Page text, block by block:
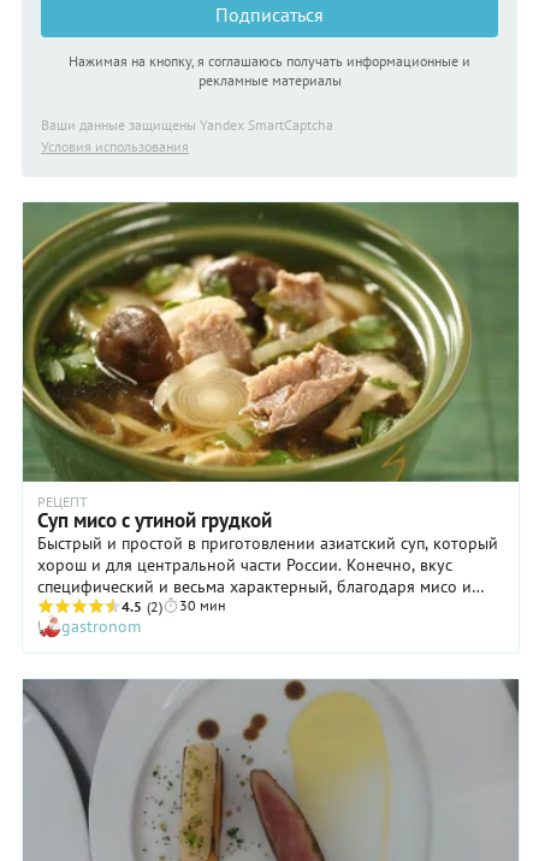
Подписаться
Нажимая на кнопку, я соглашаюсь получать информационные и
рекламные материалы
Ваши данные защищены Yandex SmartCaptcha
Условия использования
РЕЦЕПТ
Суп мисо с утиной грудкой
Быстрый и простой в приготовлении азиатский суп, который
хорош и для центральной части России. Конечно, вкус
специфический и весьма характерный, благодаря мисо и
грибам шиитаке, но кто сказал, что такому блюду нет места
на нашем столе.
4.5 (2) 30 мин
gastronom